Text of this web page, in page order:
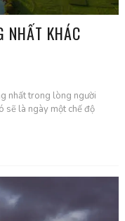
NHẤT KHÁC
nhất trong lòng người
sẽ là ngày một chế độ